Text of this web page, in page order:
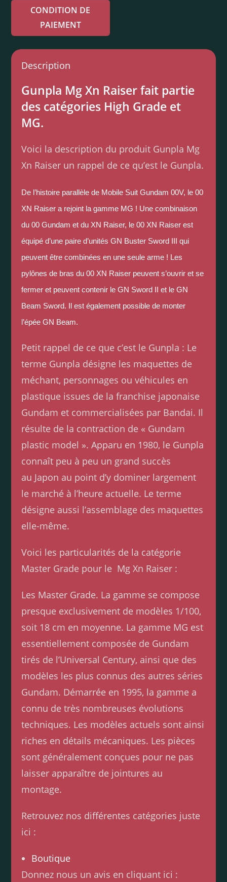
CONDITION DE
PAIEMENT
Description
Gunpla Mg Xn Raiser fait partie
des catégories High Grade et
MG.
Voici la description du produit Gunpla Mg
Xn Raiser un rappel de ce qu’est le Gunpla.
De l’histoire parallèle de Mobile Suit Gundam 00V, le 00
XN Raiser a rejoint la gamme MG ! Une combinaison
du 00 Gundam et du XN Raiser, le 00 XN Raiser est
équipé d’une paire d’unités GN Buster Sword III qui
peuvent être combinées en une seule arme ! Les
pylônes de bras du 00 XN Raiser peuvent s’ouvrir et se
fermer et peuvent contenir le GN Sword II et le GN
Beam Sword. Il est également possible de monter
l’épée GN Beam.
Petit rappel de ce que c’est le Gunpla : Le
terme Gunpla désigne les maquettes de
méchant, personnages ou véhicules en
plastique issues de la franchise japonaise
Gundam et commercialisées par Bandai. Il
résulte de la contraction de « Gundam
plastic model ». Apparu en 1980, le Gunpla
connaît peu à peu un grand succès
au Japon au point d’y dominer largement
le marché à l’heure actuelle. Le terme
désigne aussi l’assemblage des maquettes
elle-même.
Voici les particularités de la catégorie
Master Grade pour le Mg Xn Raiser :
Les Master Grade. La gamme se compose
presque exclusivement de modèles 1/100,
soit 18 cm en moyenne. La gamme MG est
essentiellement composée de Gundam
tirés de l’Universal Century, ainsi que des
modèles les plus connus des autres séries
Gundam. Démarrée en 1995, la gamme a
connu de très nombreuses évolutions
techniques. Les modèles actuels sont ainsi
riches en détails mécaniques. Les pièces
sont généralement conçues pour ne pas
laisser apparaître de jointures au
montage.
Retrouvez nos différentes catégories juste
ici :
Boutique
Donnez nous un avis en cliquant ici :